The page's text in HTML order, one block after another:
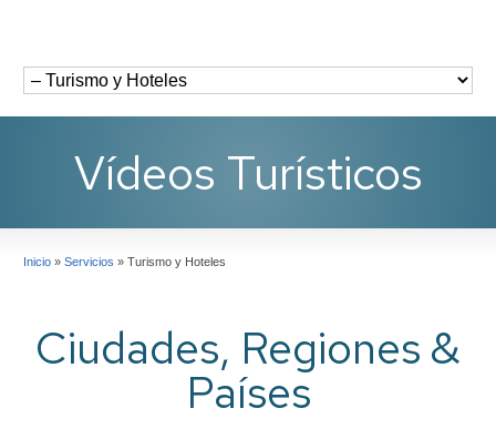
Vídeos Turísticos
Inicio » Servicios » Turismo y Hoteles
Ciudades, Regiones &
Países